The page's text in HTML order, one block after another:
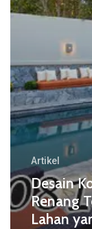
yang
Artikel
Desain
Renang
Lahan